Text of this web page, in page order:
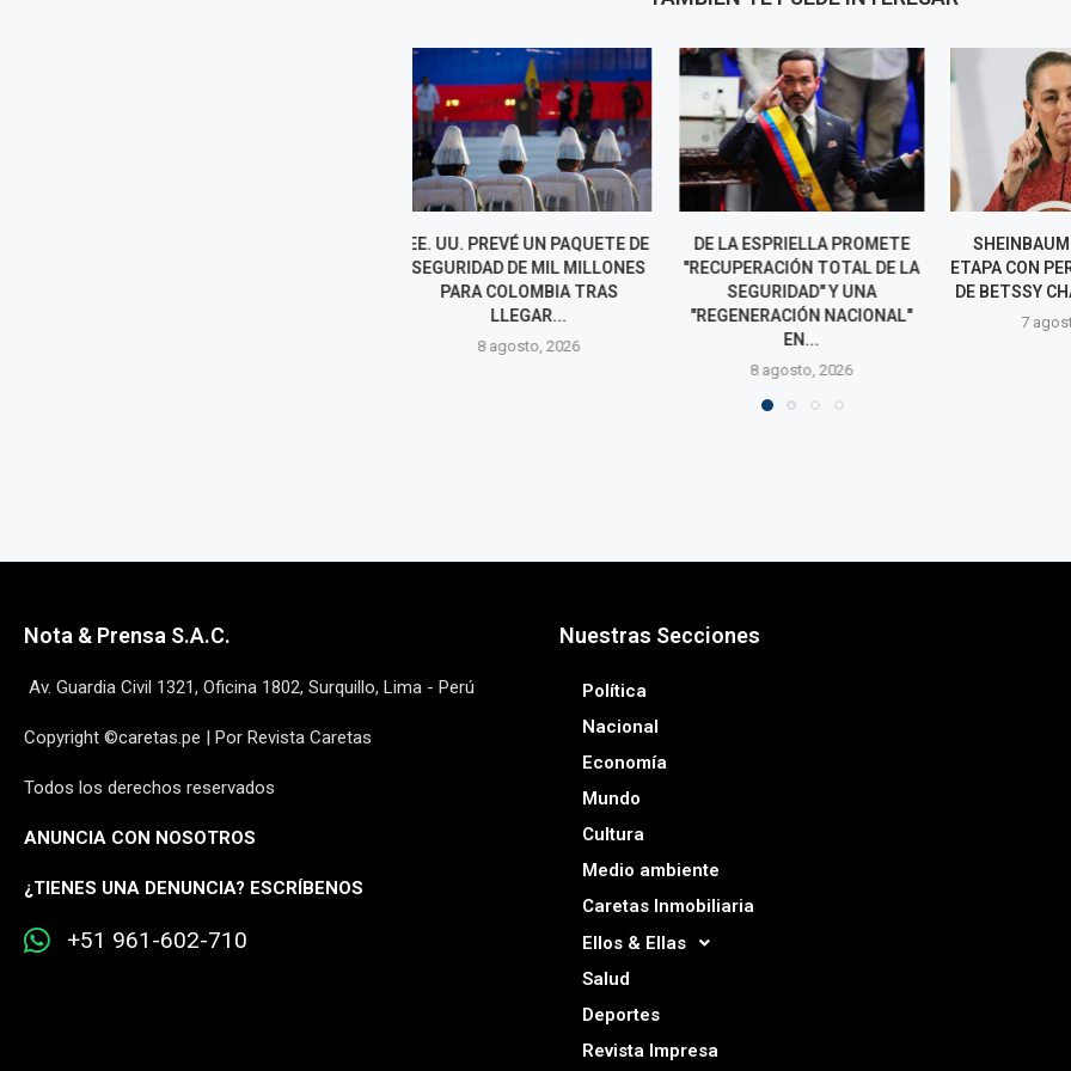
DE LA ESPRIELLA PROMETE
"RECUPERACIÓN TOTAL DE LA
SEGURIDAD" Y UNA
"REGENERACIÓN NACIONAL"
EN...
SHEINBAUM ABRE NUEVA
ETAPA CON PERÚ TRAS SALIDA
DE BETSSY CHÁVEZ A MÉXICO
7 agosto, 2026
TRUMP
SENADORES
EN LAS
Nota & Prensa S.A.C.
Av. Guardia Civil 1321, Oficina 1802, Surquillo, Lima - Perú
Copyright ©caretas.pe | Por Revista Caretas
Todos los derechos reservados
ANUNCIA CON NOSOTROS
¿TIENES UNA DENUNCIA? ESCRÍBENOS
+51 961-602-710
Nuestras Secciones
Política
Nacional
Economía
Mundo
Cultura
Medio ambiente
Caretas Inmobiliaria
Ellos & Ellas
Salud
Deportes
Revista Impresa